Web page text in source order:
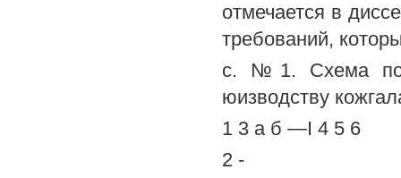
отмечается в
требований,
с. №1. Схема
юизводству
1 3 а б —I 4 5 6
2 -